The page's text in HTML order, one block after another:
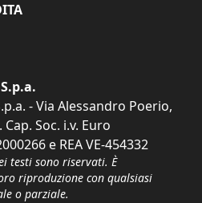
- Via Alessandro Poerio,
Cap. Soc. i.v. Euro
e REA VE-454332
testi sono riservati. È
riproduzione con qualsiasi
o parziale.